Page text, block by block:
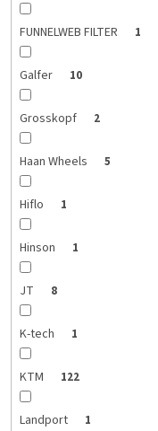
FUNNELWEB FILTER 1
Galfer 10
Grosskopf 2
Haan Wheels 5
Hiflo 1
Hinson 1
JT 8
K-tech 1
KTM 122
Landport 1